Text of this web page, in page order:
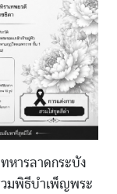
หารลาดกระบัง
มพิธีบำเพ็ญพระ